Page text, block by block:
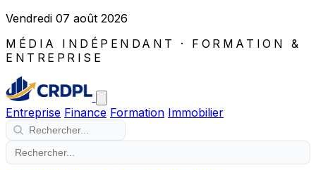
Vendredi 07 août 2026
MÉDIA INDÉPENDANT · FORMATION &
ENTREPRISE
Entreprise Finance Formation Immobilier